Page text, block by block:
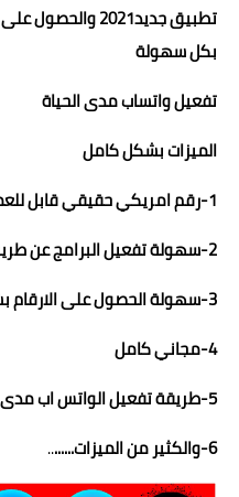
تطبيق جديد2021
بكل سهولة
تفعيل واتساب مدى الحياة
الميزات بشكل كامل
1-رقم امريكي حقيقي قابل للعمل على جميع البرامج
2-سهولة تفعيل البرامج عن طريق رسالة نصية
3-سهولة الحصول على الارقام بشكل كبير
4-مجاني كامل
5-طريقة تفعيل الواتس اب مدى الحياة
6-والكثير من الميزات......
..